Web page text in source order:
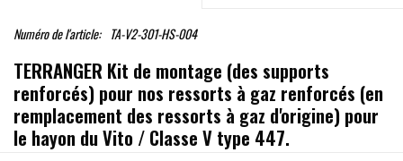
Numéro de l'article: TA-V2-301-HS-004
TERRANGER Kit de montage (des supports
renforcés) pour nos ressorts à gaz renforcés (en
remplacement des ressorts à gaz d'origine) pour
le hayon du Vito / Classe V type 447.